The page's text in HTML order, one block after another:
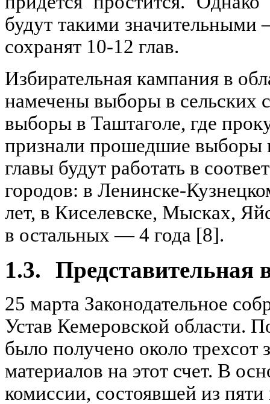
будут такими
сохранят 10-12 глав.
Избирательная кампания в
намечены выборы в сельских
выборы в Таштаголе, где
признали прошедшие выборы
главы будут работать в
городов: в Ленинске-
лет, в Киселевске, Мысках,
в остальных — 4 года [8].
1.3. Представительная
25 марта Законодательное
Устав Кемеровской области.
было получено около трехсот
материалов на этот счет. В
комиссии, состоявшей из